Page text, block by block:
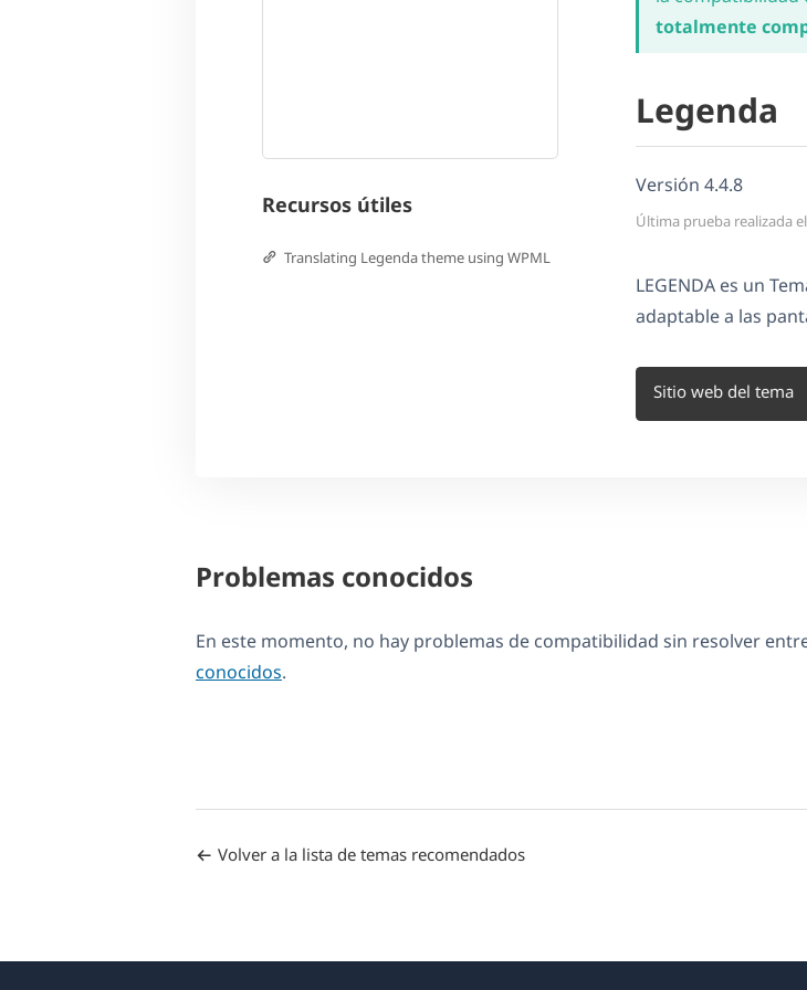
Recursos útiles
Translating Legenda theme using WPML
totalmente
Legenda
Versión 4.4.8
Última prueba realizada
LEGENDA es un
adaptable a las
Sitio web del tema
Problemas conocidos
En este momento, no hay problemas de compatibilidad sin resolver
conocidos.
Volver a la lista de temas recomendados